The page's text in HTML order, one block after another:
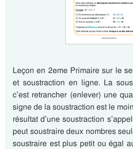
Leçon en 2eme Primaire sur le
et soustraction en ligne. La
c’est retrancher (enlever) une
signe de la soustraction est le
résultat d’une soustraction
peut soustraire deux nombres
soustraire est plus petit ou égal